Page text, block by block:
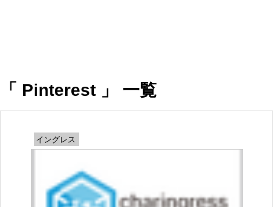
「 Pinterest 」 一覧
イングレス